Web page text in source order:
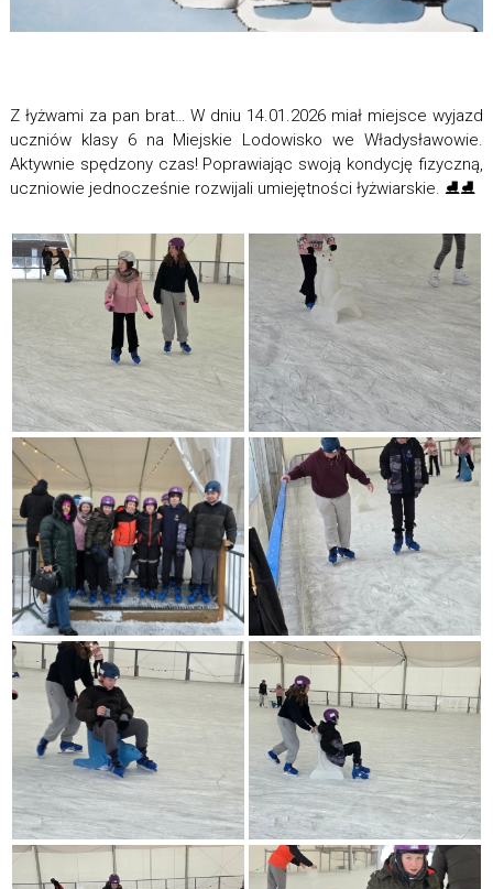
Z łyżwami za pan brat… W dniu 14.01.2026 miał miejsce wyjazd
uczniów klasy 6 na Miejskie Lodowisko we Władysławowie.
Aktywnie spędzony czas! Poprawiając swoją kondycję fizyczną,
uczniowie jednocześnie rozwijali umiejętności łyżwiarskie. ⛸️⛸️